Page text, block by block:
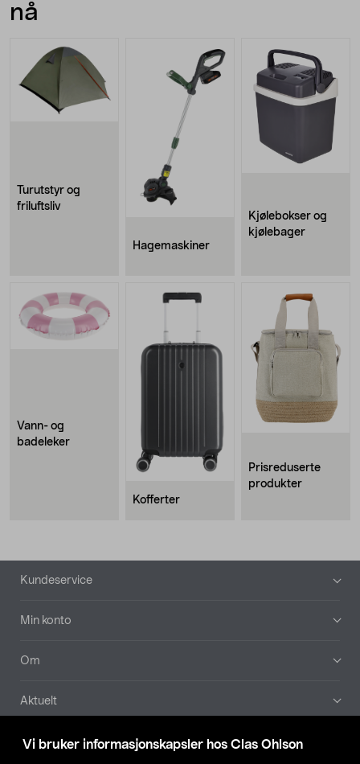
Vi bruker informasjonskapsler hos Clas Ohlson
nå
Turutstyr og
friluftsliv
Hagemaskiner
Kjølebokser og
kjølebager
Vann- og
badeleker
Kofferter
Prisreduserte
produkter
Bunntekst
Kundeservice
Min konto
Om
Aktuelt
Våre selskaper